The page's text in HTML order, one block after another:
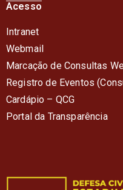
Acesso
Intranet
Webmail
Marcação de Consultas
Registro de Eventos
Cardápio – QCG
Portal da Transparência